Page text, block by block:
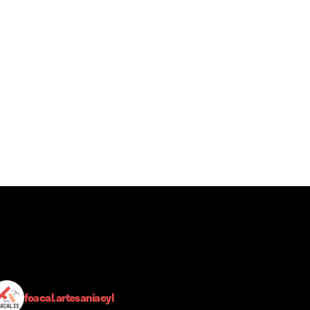
foacal.artesaniacyl